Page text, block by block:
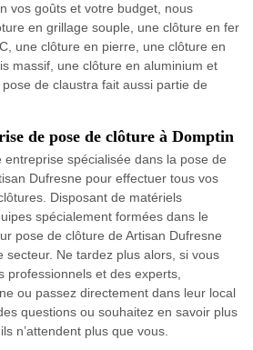
vos goûts et votre budget, nous
en grillage souple, une clôture en fer
une clôture en pierre, une clôture en
massif, une clôture en aluminium et
de claustra fait aussi partie de
de pose de clôture à Domptin
spécialisée dans la pose de
Dufresne pour effectuer tous vos
Disposant de matériels
spécialement formées dans le
pose de clôture de Artisan Dufresne
secteur. Ne tardez plus alors, si vous
professionnels et des experts,
ou passez directement dans leur local
questions ou souhaitez en savoir plus
n’attendent plus que vous.